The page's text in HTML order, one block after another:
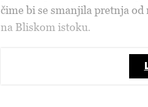
čime bi se smanjila pretnja od
na Bliskom istoku.